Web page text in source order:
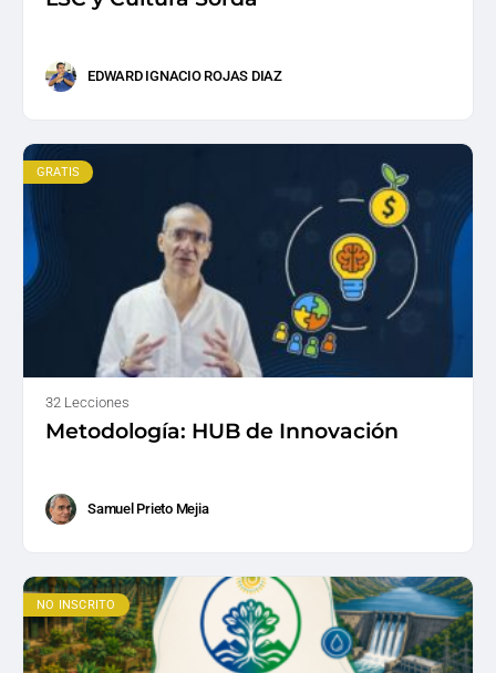
EDWARD IGNACIO ROJAS DIAZ
GRATIS
32 Lecciones
Metodología: HUB de Innovación
Samuel Prieto Mejia
NO INSCRITO